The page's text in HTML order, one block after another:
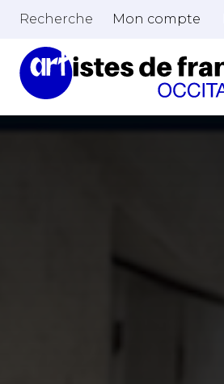
Recherche Mon compte